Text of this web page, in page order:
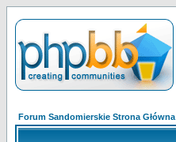
Forum Sandomierskie Strona Główna